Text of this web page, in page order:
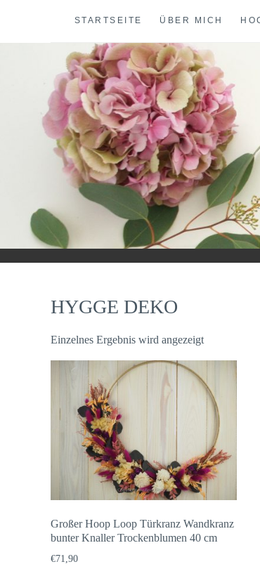
content
STARTSEITE ÜBER MICH
HYGGE DEKO
Einzelnes Ergebnis wird angezeigt
Großer Hoop Loop Türkranz Wandkranz
bunter Knaller Trockenblumen 40 cm
€71,90